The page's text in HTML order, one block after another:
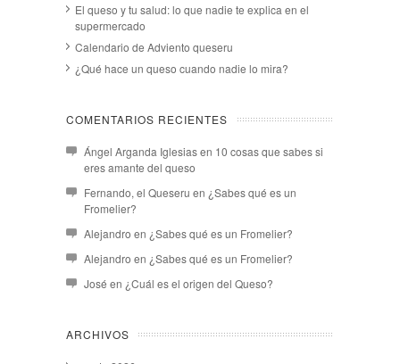
El queso y tu salud: lo que nadie te explica en el
supermercado
Calendario de Adviento queseru
¿Qué hace un queso cuando nadie lo mira?
COMENTARIOS RECIENTES
Ángel Arganda Iglesiasen 10 cosas que sabes si
eres amante del queso
Fernando, el Queseru en ¿Sabes qué es un
Fromelier?
Alejandro en ¿Sabes qué es un Fromelier?
Alejandro en ¿Sabes qué es un Fromelier?
José en ¿Cuál es el origen del Queso?
ARCHIVOS